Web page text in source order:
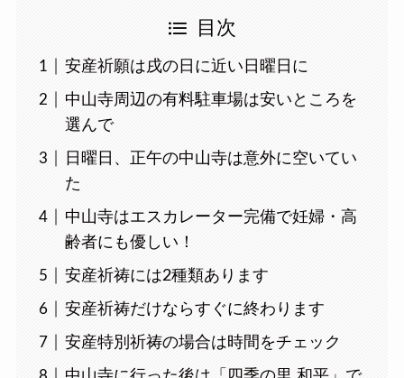
目次
安産祈願は戌の日に近い日曜日に
中山寺周辺の有料駐車場は安いところを
選んで
日曜日、正午の中山寺は意外に空いてい
た
中山寺はエスカレーター完備で妊婦・高
齢者にも優しい！
安産祈祷には2種類あります
安産祈祷だけならすぐに終わります
安産特別祈祷の場合は時間をチェック